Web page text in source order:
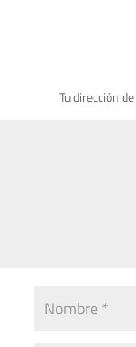
Tu dirección